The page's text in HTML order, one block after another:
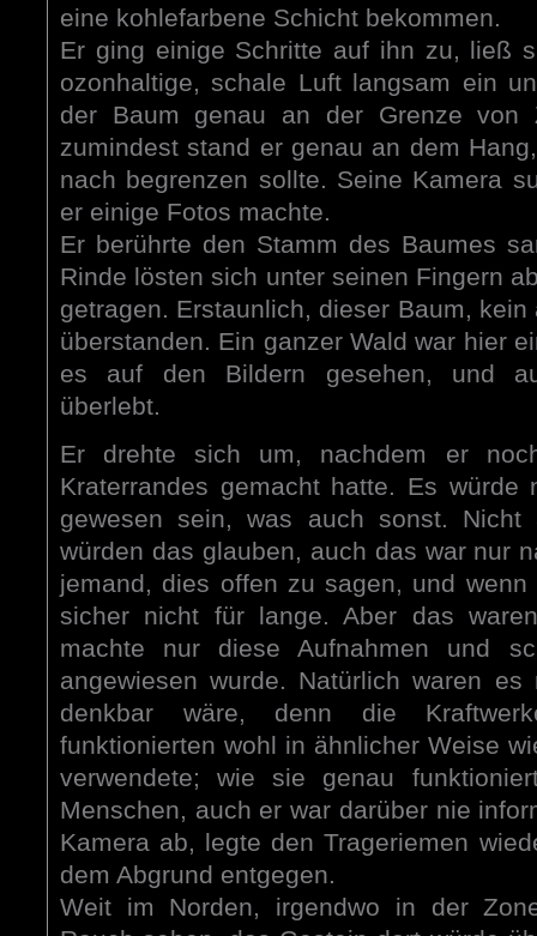
eine kohlefarbene Schicht bekommen.
Er ging einige Schritte auf ihn zu, ließ
ozonhaltige, schale Luft langsam ein
der Baum genau an der Grenze von
zumindest stand er genau an dem
nach begrenzen sollte. Seine Kamera
er einige Fotos machte.
Er berührte den Stamm des Baumes
Rinde lösten sich unter seinen Fingern
getragen. Erstaunlich, dieser Baum,
überstanden. Ein ganzer Wald war hier
es auf den Bildern gesehen, und
überlebt.
Er drehte sich um, nachdem er
Kraterrandes gemacht hatte. Es würde
gewesen sein, was auch sonst.
würden das glauben, auch das war nur
jemand, dies offen zu sagen, und
sicher nicht für lange. Aber das
machte nur diese Aufnahmen und
angewiesen wurde. Natürlich waren
denkbar wäre, denn die
funktionierten wohl in ähnlicher Weise
verwendete; wie sie genau
Menschen, auch er war darüber nie
Kamera ab, legte den Trageriemen
dem Abgrund entgegen.
Weit im Norden, irgendwo in der